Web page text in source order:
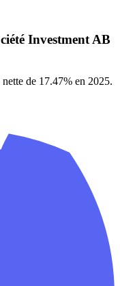
Investment AB
de 17.47% en 2025.